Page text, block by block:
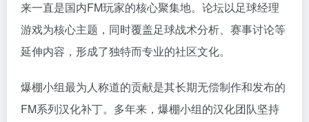
来一直是国内FM玩家的核心聚集地。论坛以足球经理
游戏为核心主题，同时覆盖足球战术分析、赛事讨论等
延伸内容，形成了独特而专业的社区文化。
爆棚小组最为人称道的贡献是其长期无偿制作和发布的
FM系列汉化补丁。多年来，爆棚小组的汉化团队坚持